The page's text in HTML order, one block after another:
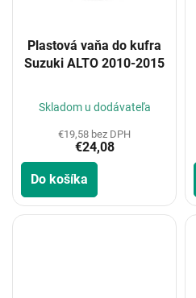
Plastová vaňa do kufra
Suzuki ALTO 2010-2015
Skladom u dodávateľa
€19,58 bez DPH
€24,08
Do košíka